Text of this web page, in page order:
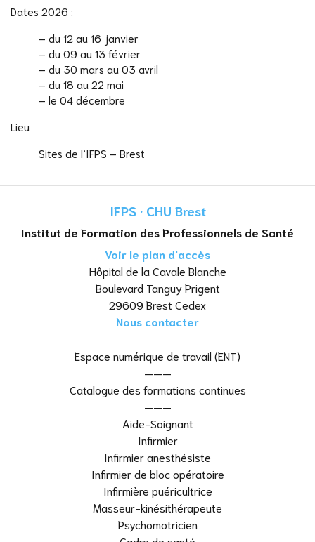
Dates 2026 :
– du 12 au 16 janvier
– du 09 au 13 février
– du 30 mars au 03 avril
– du 18 au 22 mai
– le 04 décembre
Lieu
Sites de l’IFPS – Brest
IFPS · CHU Brest
Institut de Formation des Professionnels de Santé
Voir le plan d'accès
Hôpital de la Cavale Blanche
Boulevard Tanguy Prigent
29609 Brest Cedex
Nous contacter
Espace numérique de travail (ENT)
———
Catalogue des formations continues
———
Aide-Soignant
Infirmier
Infirmier anesthésiste
Infirmier de bloc opératoire
Infirmière puéricultrice
Masseur-kinésithérapeute
Psychomotricien